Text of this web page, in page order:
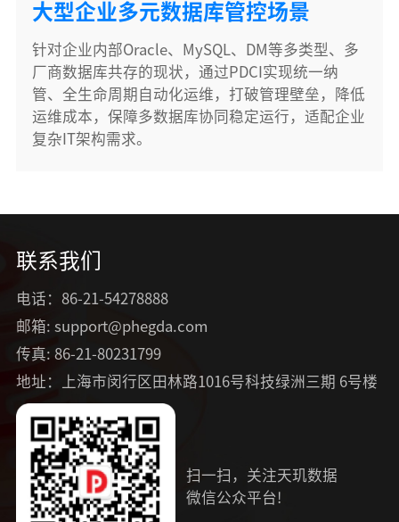
大型企业多元数据库管控场景
针对企业内部Oracle、MySQL、DM等多类型、多
厂商数据库共存的现状，通过PDCI实现统一纳
管、全生命周期自动化运维，打破管理壁垒，降低
运维成本，保障多数据库协同稳定运行，适配企业
复杂IT架构需求。
联系我们
电话：86-21-54278888
邮箱: support@phegda.com
传真: 86-21-80231799
地址：上海市闵行区田林路1016号科技绿洲三期 6号楼
扫一扫，关注天玑数据
微信公众平台!